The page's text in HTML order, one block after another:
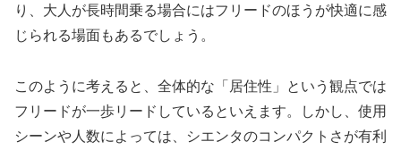
り、大人が長時間乗る場合にはフリードのほうが快適に感
じられる場面もあるでしょう。
このように考えると、全体的な「居住性」という観点では
フリードが一歩リードしているといえます。しかし、使用
シーンや人数によっては、シエンタのコンパクトさが有利